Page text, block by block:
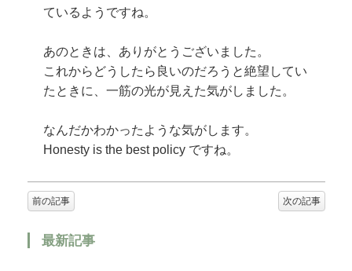
ているようですね。
あのときは、ありがとうございました。
これからどうしたら良いのだろうと絶望してい
たときに、一筋の光が見えた気がしました。
なんだかわかったような気がします。
Honesty is the best policy ですね。
前の記事 次の記事
最新記事